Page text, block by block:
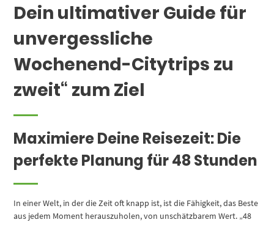
Dein ultimativer Guide für
unvergessliche
Wochenend-Citytrips zu
zweit“ zum Ziel
Maximiere Deine Reisezeit: Die
perfekte Planung für 48 Stunden
In einer Welt, in der die Zeit oft knapp ist, ist die Fähigkeit, das Beste
aus jedem Moment herauszuholen, von unschätzbarem Wert. „48